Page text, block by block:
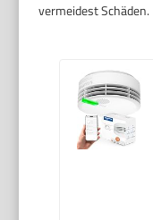
vermeidest Schäden.